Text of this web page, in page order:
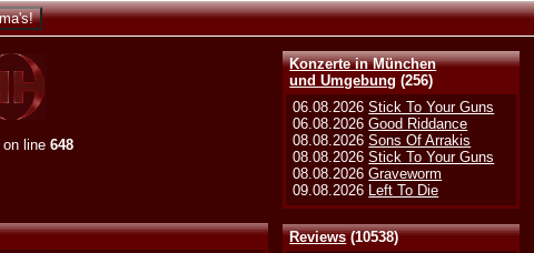
Konzerte in München
und Umgebung (256)
06.08.2026Stick To Your Guns
06.08.2026Good Riddance
08.08.2026Sons Of Arrakis
08.08.2026Stick To Your Guns
08.08.2026Graveworm
09.08.2026 Left To Die
Reviews(10538)
on line648